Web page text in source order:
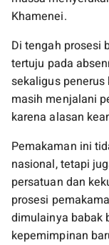
Khamenei.
Di tengah prosesi
tertuju pada
sekaligus
masih menjalani
karena alasan
Pemakaman ini
nasional, tetapi
persatuan dan
prosesi
dimulainya babak
kepemimpinan